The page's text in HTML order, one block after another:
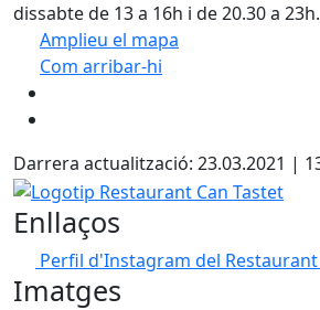
dissabte de 13 a 16h i de 20.30 a 23h.
Amplieu el mapa
Com arribar-hi
Darrera actualització: 23.03.2021 |
Logotip Restaurant Can Tastet
Enllaços
Perfil d'Instagram del Restaurant
Imatges